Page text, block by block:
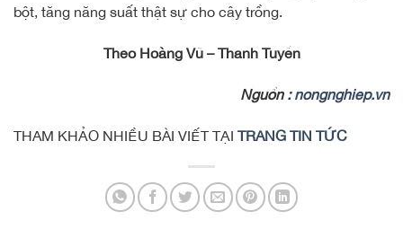
bột, tăng năng suất thật sự cho cây trồng.
Theo Hoàng Vũ – Thanh Tuyền
Nguồn :nongnghiep.vn
THAM KHẢO NHIỀU BÀI VIẾT TẠI TRANG TIN TỨC